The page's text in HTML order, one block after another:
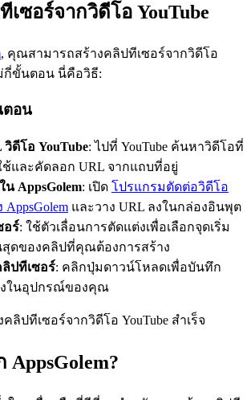
ซอร์จากวิดีโอ YouTube
, คุณสามารถสร้างคลิปทีเซอร์จากวิดีโอ
ม่กี่ขั้นตอน นี่คือวิธี:
ตอน
ดีโอ YouTube: ไปที่ YouTube ค้นหาวิดีโอที่
และคัดลอก URL จากแถบที่อยู่
น AppsGolem: เปิด โปรแกรมตัดต่อวิดีโอ
AppsGolem และวาง URL ลงในกล่องอินพุต
อร์: ใช้ตัวเลื่อนการตัดแต่งเพื่อเลือกจุดเริ่ม
ดของคลิปที่คุณต้องการสร้าง
ปทีเซอร์: คลิกปุ่มดาวน์โหลดเพื่อบันทึก
งในอุปกรณ์ของคุณ
ปทีเซอร์จากวิดีโอ YouTube สำเร็จ
AppsGolem?